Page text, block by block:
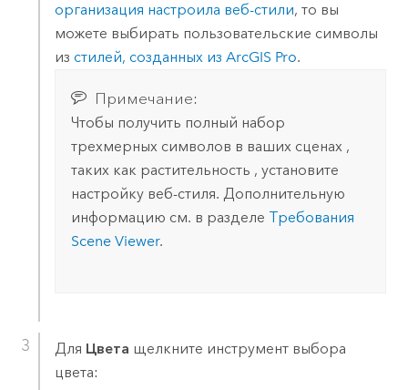
организация настроила веб-стили, то вы
можете выбирать пользовательские символы
из стилей, созданных из ArcGIS Pro.
Примечание:
Чтобы получить полный набор
трехмерных символов в ваших сценах ,
таких как растительность , установите
настройку веб-стиля. Дополнительную
информацию см. в разделе Требования
Scene Viewer.
Для Цвета щелкните инструмент выбора
цвета: